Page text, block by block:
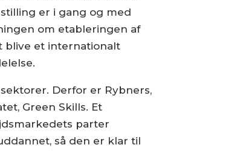
er i gang og med
om etableringen af
blive et internationalt
Derfor er Rybners,
Green Skills. Et
parter
så den er klar til